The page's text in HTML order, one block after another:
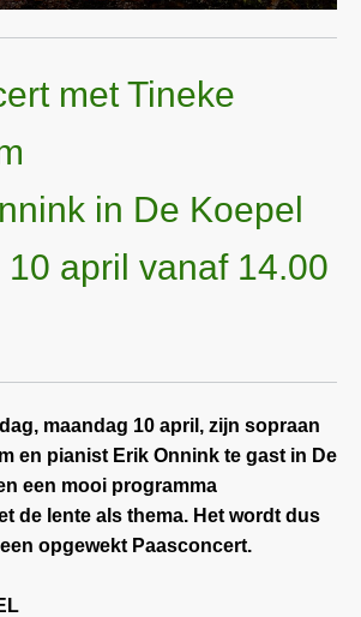
met Tineke
in De Koepel
april vanaf 14.00
maandag 10 april, zijn sopraan
en pianist Erik Onnink te gast in De
een mooi programma
de lente als thema. Het wordt dus
opgewekt Paasconcert.